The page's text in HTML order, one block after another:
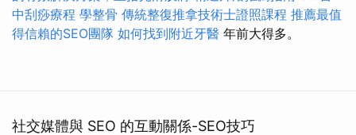
中刮痧療程 學整骨 傳統整復推拿技術士證照課程 推薦最值
得信賴的SEO團隊 如何找到附近牙醫 年前大得多。
社交媒體與 SEO 的互動關係-SEO技巧